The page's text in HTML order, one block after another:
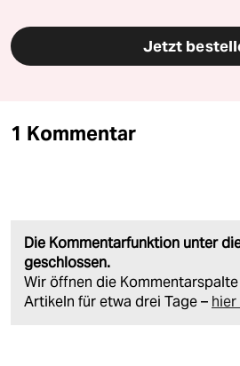
Jetzt
1 Kommentar
Die Kommentarfunktion unter
geschlossen.
Wir öffnen die
Artikeln für etwa drei Tage – hier